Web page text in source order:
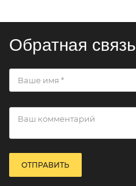
Обратная связь
ОТПРАВИТЬ